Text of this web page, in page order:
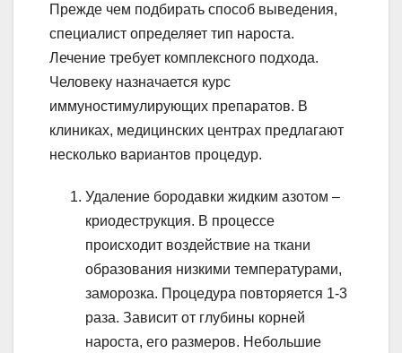
Прежде чем подбирать способ выведения,
специалист определяет тип нароста.
Лечение требует комплексного подхода.
Человеку назначается курс
иммуностимулирующих препаратов. В
клиниках, медицинских центрах предлагают
несколько вариантов процедур.
Удаление бородавки жидким азотом –
криодеструкция. В процессе
происходит воздействие на ткани
образования низкими температурами,
заморозка. Процедура повторяется 1-3
раза. Зависит от глубины корней
нароста, его размеров. Небольшие